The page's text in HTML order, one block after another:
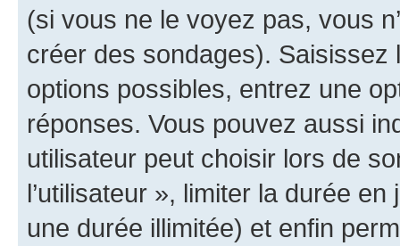
(si vous ne le voyez pas, vous
créer des sondages).
options possibles, entrez une
réponses. Vous pouvez aussi
utilisateur peut choisir lors de
l’utilisateur », limiter la durée
une durée illimitée) et enfin